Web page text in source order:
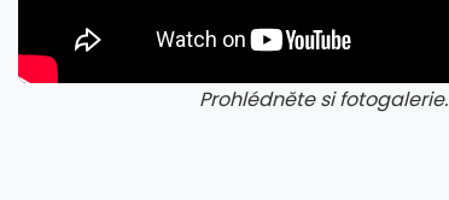
Prohlédněte si fotogalerie.